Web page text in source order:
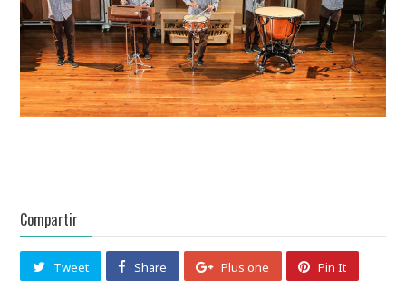
Compartir
Tweet Share Plus one Pin It